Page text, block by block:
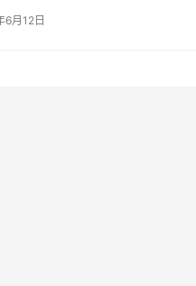
6月12日